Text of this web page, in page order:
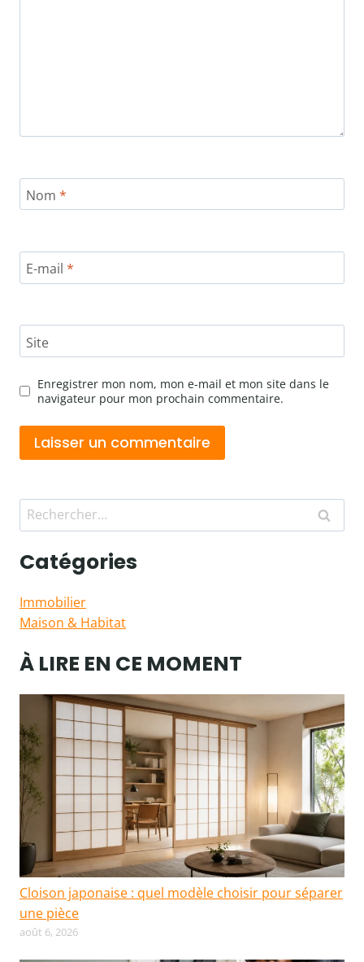
Nom *
E-mail *
Site
Enregistrer mon nom, mon e-mail et mon site dans le
navigateur pour mon prochain commentaire.
Rechercher :
Catégories
Immobilier
Maison & Habitat
À LIRE EN CE MOMENT
Cloison japonaise : quel modèle choisir pour séparer
une pièce
août 6, 2026